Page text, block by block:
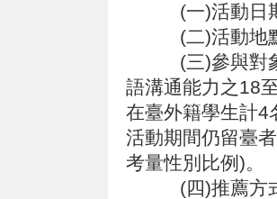
(一)活動日期
(二)活動地點
(三)參與對象
語溝通能力之18
在臺外籍學生計4
活動期間仍留臺
考量性別比例)。
(四)推薦方式